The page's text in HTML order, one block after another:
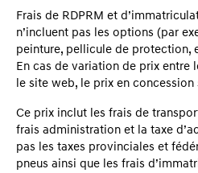
Frais de RDPRM et
n’incluent pas les options (par
peinture, pellicule de protection,
En cas de variation de prix entre
le site web, le prix en
Ce prix inclut les frais de
frais administration et la taxe
pas les taxes provinciales et
pneus ainsi que les frais